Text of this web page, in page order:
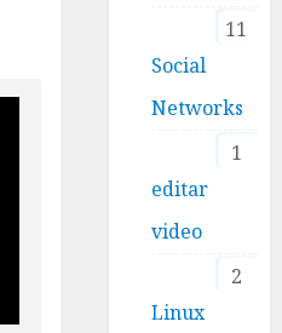
11
Social
Networks
1
editar
video
2
Linux